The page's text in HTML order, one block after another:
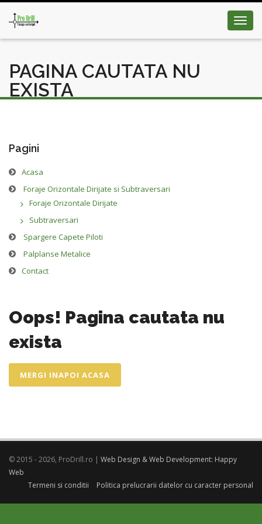
PAGINA CAUTATA NU
EXISTA
Pagini
Acasa
Foraje Orizontale Dirijate si Subtraversari
Foraje Orizontale Dirijate
Subtraversari
Spargere Capete Piloti
Palplanse Metalice
Contact
Oops! Pagina cautata nu
exista
MERGI INAPOI ACASA
© 2015 - 2026, ProDrill.ro | Web Design & Web Development: Happy
Web
Termeni si conditii
Politica prelucrarii datelor cu caracter personal